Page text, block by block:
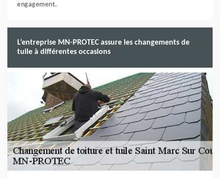
engagement.
L’entreprise MN-PROTEC assure les changements de
tuile à différentes occasions